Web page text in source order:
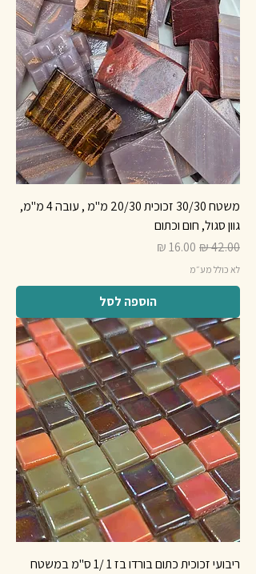
משטח 30/30 זכוכית 20/30 מ"מ , עובה 4 מ"מ,
גוון סגול, חום וכתום
מחיר רגיל מחיר מבצע
לא כולל מע״מ
הוספה לסל
ריבועי זכוכית כתום בורדו בז 1 /1 ס"מ במשטח